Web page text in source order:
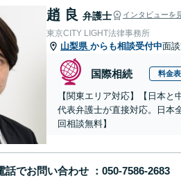
趙 良 弁護士 インタビューを
東京CITY LIGHT法律事務所
山梨県 からも相談受付中面
国際相続 料金
【関東エリア対応】【日本
代表弁護士が直接対応。日本
回相談無料】
話でお問い合わせ